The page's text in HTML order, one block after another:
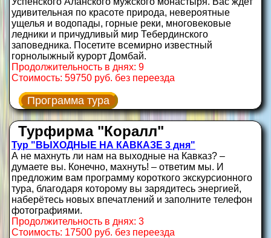
удивительная по красоте природа, невероятные
ущелья и водопады, горные реки, многовековые
ледники и причудливый мир Тебердинского
заповедника. Посетите всемирно известный
горнолыжный курорт Домбай.
Продолжительность в днях: 9
Стоимость: 59750 руб. без переезда
Программа тура
Турфирма "Коралл"
Тур "ВЫХОДНЫЕ НА КАВКАЗЕ 3 дня"
А не махнуть ли нам на выходные на Кавказ? –
думаете вы. Конечно, махнуть! – ответим мы. И
предложим вам программу короткого экскурсионного
тура, благодаря которому вы зарядитесь энергией,
наберётесь новых впечатлений и заполните телефон
фотографиями.
Продолжительность в днях: 3
Стоимость: 17500 руб. без переезда